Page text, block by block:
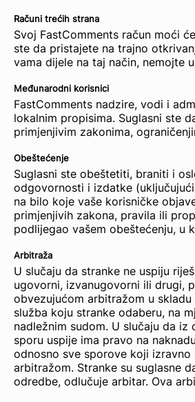
Računi trećih strana
Svoj FastComments račun moći
ste da pristajete na trajno
vama dijele na taj način, nemojte
Međunarodni korisnici
FastComments nadzire, vodi i
lokalnim propisima. Suglasni ste
primjenjivim zakonima,
Obeštećenje
Suglasni ste obeštetiti, braniti i
odgovornosti i izdatke
na bilo koje vaše korisničke
primjenjivih zakona, pravila ili
podlijegao vašem obeštećenju, u
Arbitraža
U slučaju da stranke ne uspiju
ugovorni, izvanugovorni ili drugi,
obvezujućom arbitražom u
služba koju stranke odaberu, na
nadležnim sudom. U slučaju da
sporu uspije ima pravo na
odnosno sve sporove koji
arbitražom. Stranke su suglasne
odredbe, odlučuje arbitar. Ova